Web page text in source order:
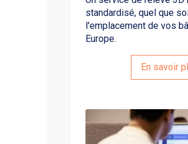
standardisé, quel que
l'emplacement de vos
Europe.
En savoir